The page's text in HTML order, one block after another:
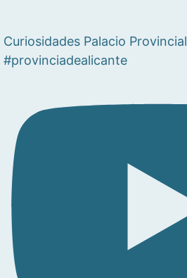
Curiosidades Palacio Provincial
#provinciadealicante